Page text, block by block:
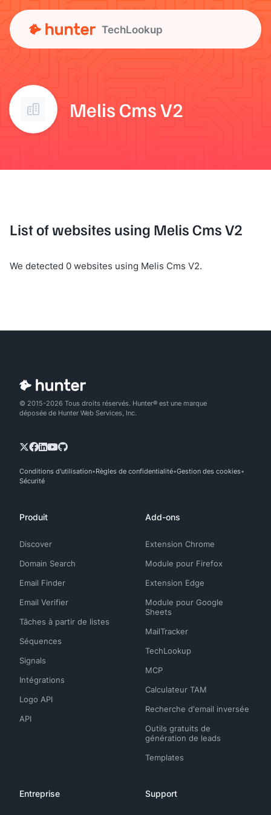
TechLookup
Melis Cms V2
List of websites using Melis Cms V2
We detected 0 websites using Melis Cms V2.
© 2015-2026 Tous droits réservés. Hunter® est une marque
déposée de Hunter Web Services, Inc.
Conditions d'utilisation Règles de confidentialité Gestion des cookies
Sécurité
Produit
Discover
Domain Search
Email Finder
Email Verifier
Tâches à partir de listes
Séquences
Signals
Intégrations
Logo API
API
Add-ons
Extension Chrome
Module pour Firefox
Extension Edge
Module pour Google
Sheets
MailTracker
TechLookup
MCP
Calculateur TAM
Recherche d'email inversée
Outils gratuits de
génération de leads
Templates
Entreprise Support